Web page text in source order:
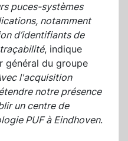
puces-systèmes
notamment
d’identifiants de
, indique
général du groupe
l'acquisition
notre présence
un centre de
PUF à Eindhoven.